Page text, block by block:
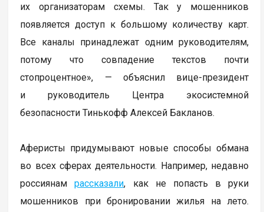
их организаторам схемы. Так у мошенников
появляется доступ к большому количеству карт.
Все каналы принадлежат одним руководителям,
потому что совпадение текстов почти
стопроцентное», — объяснил вице-президент
и руководитель Центра экосистемной
безопасности Тинькофф Алексей Бакланов.
Аферисты придумывают новые способы обмана
во всех сферах деятельности. Например, недавно
россиянамрассказали, как не попасть в руки
мошенников при бронировании жилья на лето.